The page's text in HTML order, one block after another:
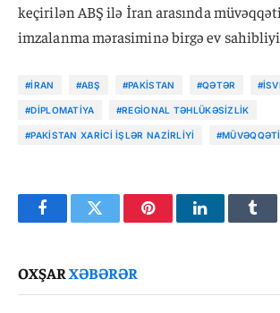
keçirilən ABŞ ilə İran arasında
imzalanma mərasiminə birgə ev
#İRAN #ABŞ #PAKISTAN #QƏTƏR
#DIPLOMATIYA #REGIONAL TƏHLÜKƏSIZLIK
#PAKISTAN XARICI İŞLƏR NAZIRLIYI
FacebookTwitter PinterestLinkedIn
OXŞARXƏBƏRƏR